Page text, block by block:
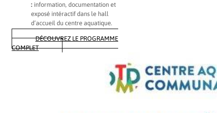
: information, documentation et
exposé intéractif dans le hall
d’accueil du centre aquatique.
DÉCOUVREZ LE PROGRAMME
COMPLET